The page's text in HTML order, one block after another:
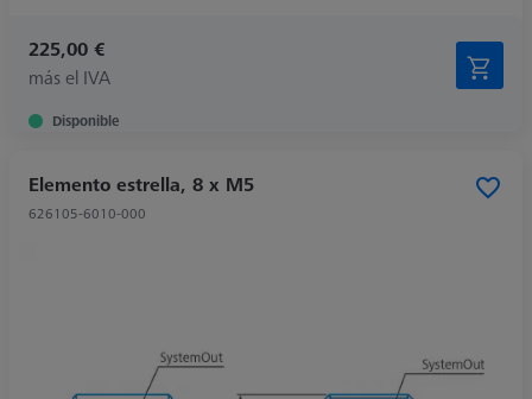
225,00 €
más el IVA
Disponible
Elemento estrella, 8 x M5
626105-6010-000